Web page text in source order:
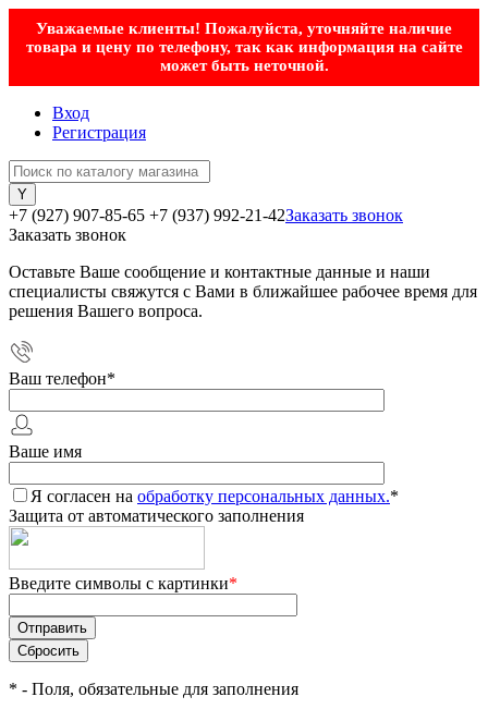
Уважаемые клиенты! Пожалуйста, уточняйте наличие
товара и цену по телефону, так как информация на сайте
может быть неточной.
Вход
Регистрация
+7 (927) 907-85-65 +7 (937) 992-21-42Заказать звонок
Заказать звонок
Оставьте Ваше сообщение и контактные данные и наши
специалисты свяжутся с Вами в ближайшее рабочее время для
решения Вашего вопроса.
Ваш телефон*
Ваше имя
Я согласен на обработку персональных данных.*
Защита от автоматического заполнения
Введите символы с картинки*
* - Поля, обязательные для заполнения